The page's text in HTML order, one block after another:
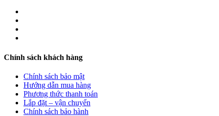
Chính sách khách hàng
Chính sách bảo mật
Hướng dẫn mua hàng
Phương thức thanh toán
Lắp đặt – vận chuyển
Chính sách bảo hành